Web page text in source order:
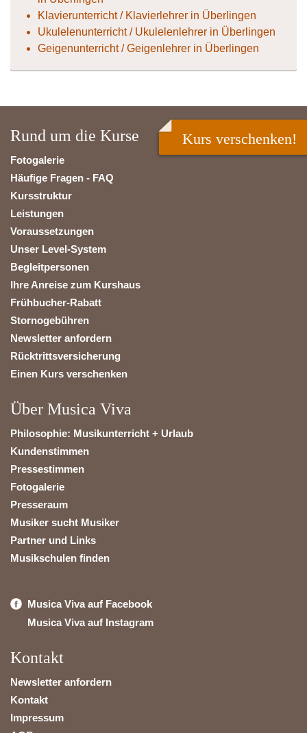
Klavierunterricht / Klavierlehrer in Überlingen
Ukulelenunterricht / Ukulelenlehrer in Überlingen
Geigenunterricht / Geigenlehrer in Überlingen
Rund um die Kurse
Fotogalerie
Häufige Fragen - FAQ
Kursstruktur
Leistungen
Voraussetzungen
Unser Level-System
Begleitpersonen
Ihre Anreise zum Kurshaus
Frühbucher-Rabatt
Stornogebühren
Newsletter anfordern
Rücktrittsversicherung
Einen Kurs verschenken
Über Musica Viva
Philosophie: Musikunterricht + Urlaub
Kundenstimmen
Pressestimmen
Fotogalerie
Presseraum
Musiker sucht Musiker
Partner und Links
Musikschulen finden
Musica Viva auf Facebook
Musica Viva auf Instagram
Kontakt
Newsletter anfordern
Kontakt
Impressum
Kurs verschenken!